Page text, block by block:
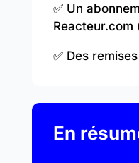
✅ Un
Reacteur.com
✅ Des
En